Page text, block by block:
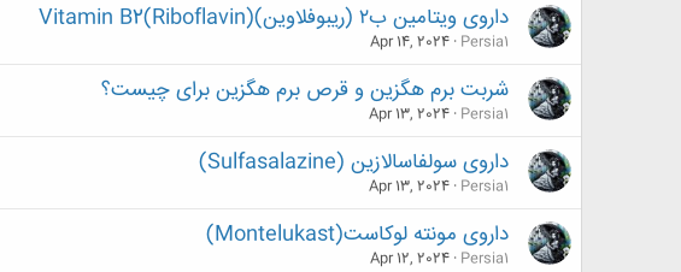
داروی ویتامین ب۲ (ریبوفلاوین)(Vitamin B2(Riboflavin
Persia1
Apr 14, 2024
شربت برم هگزین و قرص برم هگزین برای چیست؟
Persia1
Apr 13, 2024
داروی سولفاسالازین (Sulfasalazine)
Persia1
Apr 13, 2024
داروی مونته لوکاست(Montelukast)
Persia1
Apr 12, 2024